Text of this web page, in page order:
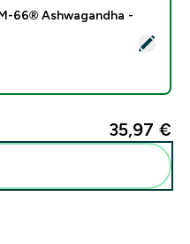
KSM-66®
66® Ashwagandha -
35,97 €‎